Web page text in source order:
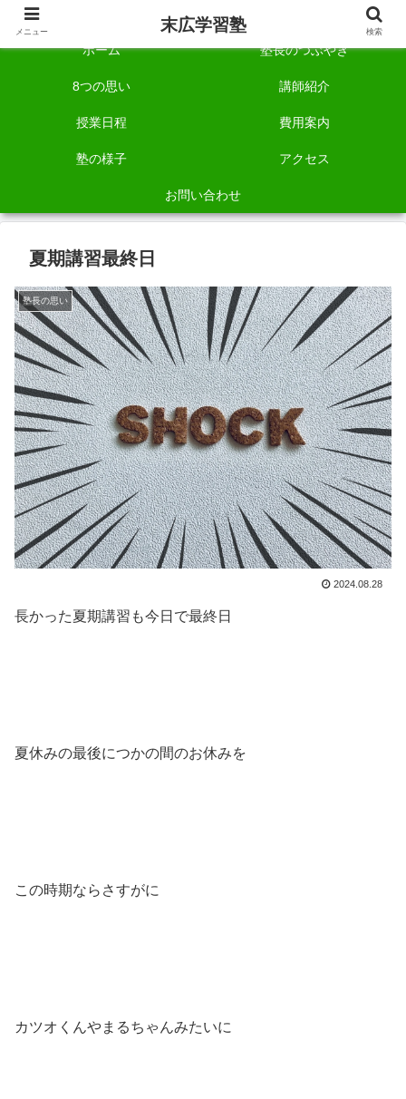
自称「一宮でいちばん塾で勉強させる塾」です。
ホーム 塾長のつぶやき
8つの思い 講師紹介
授業日程 費用案内
塾の様子 アクセス
お問い合わせ
夏期講習最終日
塾長の思い
2024.08.28
長かった夏期講習も今日で最終日
夏休みの最後につかの間のお休みを
この時期ならさすがに
カツオくんやまるちゃんみたいに
メニュー 末広学習塾 検索